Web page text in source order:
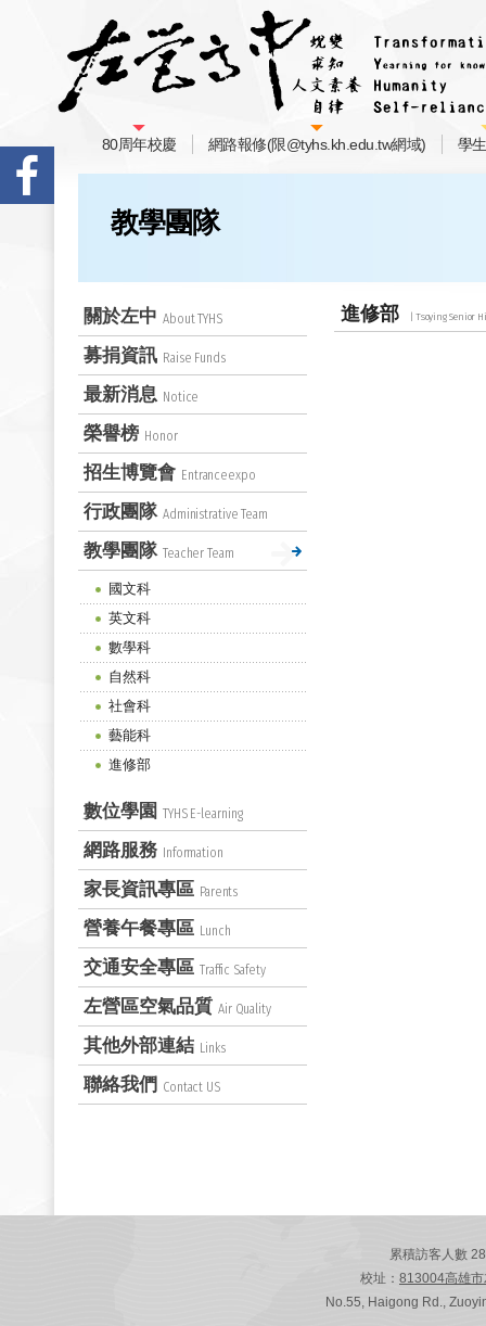
80周年校慶 網路報修(限@tyhs.kh.edu.tw網域) 學
教學團隊
進修部
關於左中 About TYHS
募捐資訊 Raise Funds
最新消息 Notice
榮譽榜 Honor
招生博覽會 Entranceexpo
行政團隊 Administrative Team
教學團隊 Teacher Team
國文科
英文科
數學科
自然科
社會科
藝能科
進修部
數位學園 TYHS E-learning
網路服務 Information
家長資訊專區 Parents
營養午餐專區 Lunch
交通安全專區 Traffic Safety
左營區空氣品質 Air Quality
其他外部連結 Links
聯絡我們 Contact US
累積訪客人數
校址： 813004高雄
No.55, Haigong Rd.,